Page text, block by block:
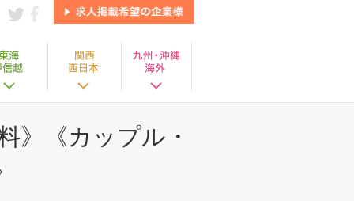
》《カップル・